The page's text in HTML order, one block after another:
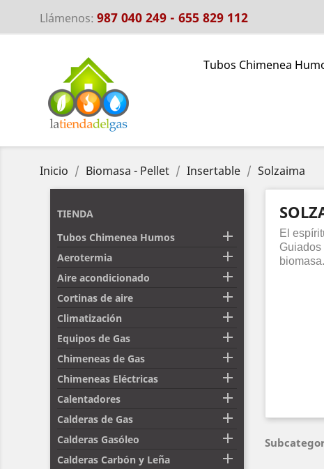
Llámenos: 987 040 249 - 655 829 112
Tubos Chimenea
Inicio Biomasa - Pellet Insertable Solzaima
TIENDA
Tubos Chimenea Humos

Aerotermia 
Aire acondicionado 
Cortinas de aire 
Climatización 
Equipos de Gas 
Chimeneas de Gas 
Chimeneas Eléctricas 
Calentadores 
Calderas de Gas 
Calderas Gasóleo 
Calderas Carbón y Leña 
El
biomasa.